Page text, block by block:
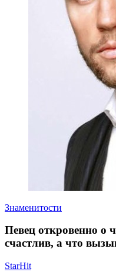
Знаменитости
Певец откровенно о
счастлив, а что
StarHit